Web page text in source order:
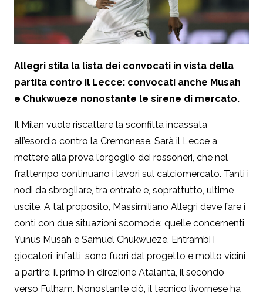
Allegri stila la lista dei convocati in vista della
partita contro il Lecce: convocati anche Musah
e Chukwueze nonostante le sirene di mercato.
Il Milan vuole riscattare la sconfitta incassata
all’esordio contro la Cremonese. Sarà il Lecce a
mettere alla prova l’orgoglio dei rossoneri, che nel
frattempo continuano i lavori sul calciomercato. Tanti i
nodi da sbrogliare, tra entrate e, soprattutto, ultime
uscite. A tal proposito, Massimiliano Allegri deve fare i
conti con due situazioni scomode: quelle concernenti
Yunus Musah e Samuel Chukwueze. Entrambi i
giocatori, infatti, sono fuori dal progetto e molto vicini
a partire: il primo in direzione Atalanta, il secondo
verso Fulham. Nonostante ciò, il tecnico livornese ha